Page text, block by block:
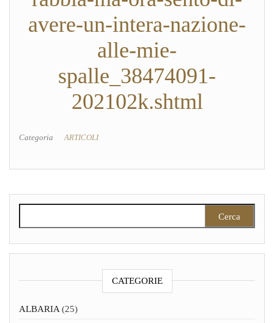
avere-un-intera-nazione-
alle-mie-
spalle_38474091-
202102k.shtml
Categoria ARTICOLI
CATEGORIE
ALBARIA (25)